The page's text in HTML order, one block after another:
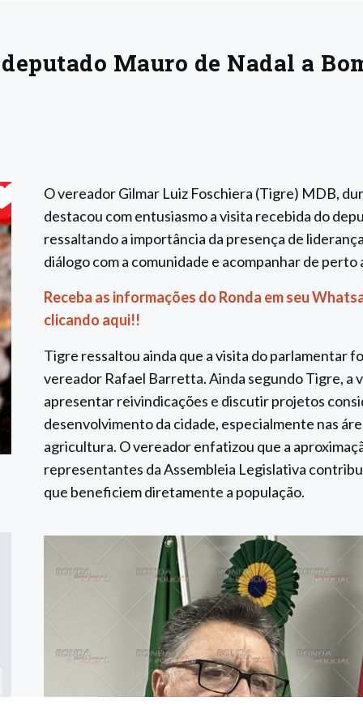
Mauro de Nadal a
O vereador Gilmar Luiz Foschiera (Tigre) MDB,
destacou com entusiasmo a visita recebida do
ressaltando a importância da presença de
diálogo com a comunidade e acompanhar de perto
Receba as informações do Ronda em seu
clicando aqui!!
Tigre ressaltou ainda que a visita do parlamentar
vereador Rafael Barretta. Ainda segundo Tigre, a
apresentar reivindicações e discutir projetos
desenvolvimento da cidade, especialmente nas
agricultura. O vereador enfatizou que a
representantes da Assembleia Legislativa
que beneficiem diretamente a população.